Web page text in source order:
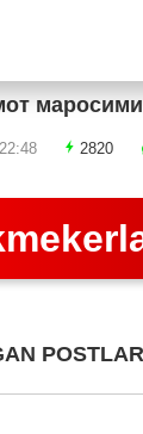
маросими
2820
POSTLAR